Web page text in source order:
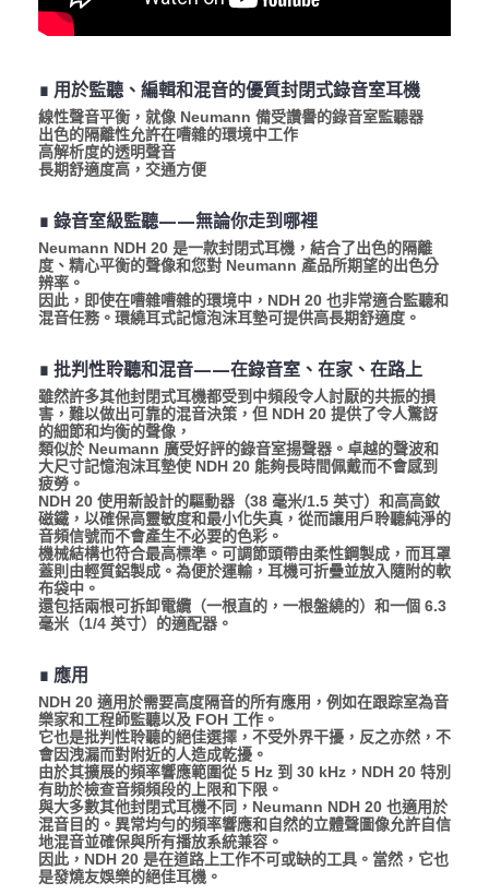
∎ 用於監聽、編輯和混音的優質封閉式錄音室耳機
線性聲音平衡，就像 Neumann 備受讚譽的錄音室監聽器
出色的隔離性允許在嘈雜的環境中工作
高解析度的透明聲音
長期舒適度高，交通方便
∎ 錄音室級監聽——無論你走到哪裡
Neumann NDH 20 是一款封閉式耳機，結合了出色的隔離
度、精心平衡的聲像和您對 Neumann 產品所期望的出色分
辨率。
因此，即使在嘈雜嘈雜的環境中，NDH 20 也非常適合監聽和
混音任務。環繞耳式記憶泡沫耳墊可提供高長期舒適度。
∎ 批判性聆聽和混音——在錄音室、在家、在路上
雖然許多其他封閉式耳機都受到中頻段令人討厭的共振的損
害，難以做出可靠的混音決策，但 NDH 20 提供了令人驚訝
的細節和均衡的聲像，
類似於 Neumann 廣受好評的錄音室揚聲器。卓越的聲波和
大尺寸記憶泡沫耳墊使 NDH 20 能夠長時間佩戴而不會感到
疲勞。
NDH 20 使用新設計的驅動器（38 毫米/1.5 英寸）和高高釹
磁鐵，以確保高靈敏度和最小化失真，從而讓用戶聆聽純淨的
音頻信號而不會產生不必要的色彩。
機械結構也符合最高標準。可調節頭帶由柔性鋼製成，而耳罩
蓋則由輕質鋁製成。為便於運輸，耳機可折疊並放入隨附的軟
布袋中。
還包括兩根可拆卸電纜（一根直的，一根盤繞的）和一個 6.3
毫米（1/4 英寸）的適配器。
∎ 應用
NDH 20 適用於需要高度隔音的所有應用，例如在跟踪室為音
樂家和工程師監聽以及 FOH 工作。
它也是批判性聆聽的絕佳選擇，不受外界干擾，反之亦然，不
會因洩漏而對附近的人造成乾擾。
由於其擴展的頻率響應範圍從 5 Hz 到 30 kHz，NDH 20 特別
有助於檢查音頻頻段的上限和下限。
與大多數其他封閉式耳機不同，Neumann NDH 20 也適用於
混音目的。異常均勻的頻率響應和自然的立體聲圖像允許自信
地混音並確保與所有播放系統兼容。
因此，NDH 20 是在道路上工作不可或缺的工具。當然，它也
是發燒友娛樂的絕佳耳機。